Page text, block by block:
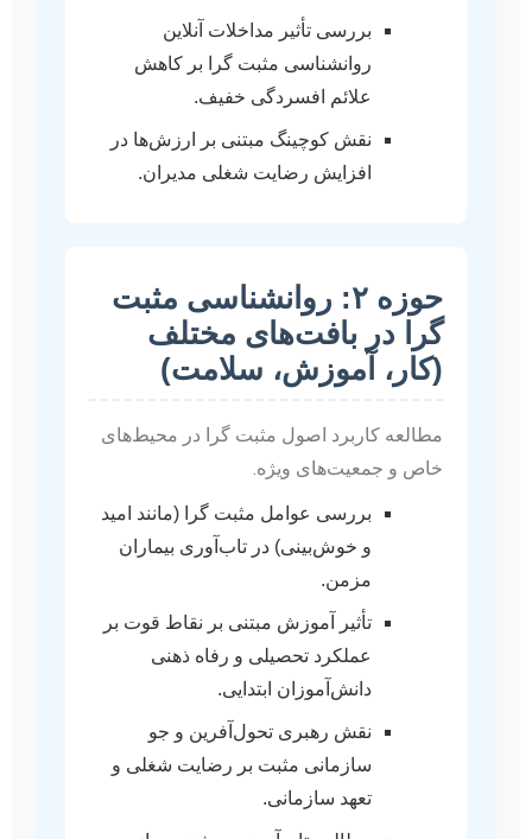
بررسی تأثیر مداخلات آنلاین
روانشناسی مثبت گرا بر کاهش
علائم افسردگی خفیف.
نقش کوچینگ مبتنی بر ارزش‌ها در
افزایش رضایت شغلی مدیران.
حوزه ۲: روانشناسی مثبت
گرا در بافت‌های مختلف
(کار، آموزش، سلامت)
مطالعه کاربرد اصول مثبت گرا در محیط‌های
خاص و جمعیت‌های ویژه.
بررسی عوامل مثبت گرا (مانند امید
و خوش‌بینی) در تاب‌آوری بیماران
مزمن.
تأثیر آموزش مبتنی بر نقاط قوت بر
عملکرد تحصیلی و رفاه ذهنی
دانش‌آموزان ابتدایی.
نقش رهبری تحول‌آفرین و جو
سازمانی مثبت بر رضایت شغلی و
تعهد سازمانی.